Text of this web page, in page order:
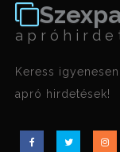
Keress
apró hirdetések!